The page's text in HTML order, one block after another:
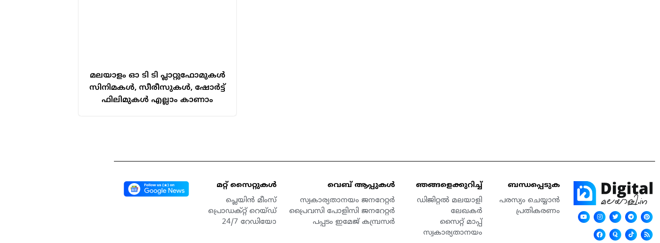
മലയാളം ഓ ടി ടി പ്ലാറ്റുഫോമുകൾ
സിനിമകൾ, സീരീസുകൾ, ഷോർട്ട്
ഫിലിമുകൾ എല്ലാം കാണാം
മറ്റ് സൈറ്റുകൾ
പ്ലെയിൻ മീംസ്
പ്രൊഡക്റ്റ് റെയ്ഡ്
24/7 റേഡിയോ
വെബ് ആപ്പുകൾ
സ്വകാര്യതാനയം ജനറേറ്റർ
പ്രൈവസി പോളിസി ജനറേറ്റർ
പപ്പടം ഇമേജ് കമ്പ്രസർ
ഞങ്ങളെക്കുറിച്ച്
ഡിജിറ്റൽ മലയാളി
ലേഖകർ
സൈറ്റ് മാപ്പ്
സ്വകാര്യതാനയം
ബന്ധപ്പെടുക
പരസ്യം ചെയ്യാൻ
പ്രതികരണം